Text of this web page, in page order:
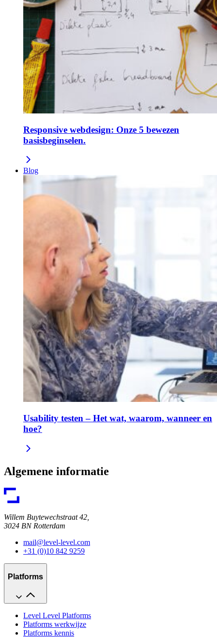
Responsive webdesign: Onze 5 bewezen
basisbeginselen.
Blog
Usability testen – Het wat, waarom, wanneer en
hoe?
Algemene informatie
Willem Buytewechstraat 42,
3024 BN Rotterdam
mail@level-level.com
+31 (0)10 842 9259
Platforms
Level Level Platforms
Platforms werkwijze
Platforms kennis